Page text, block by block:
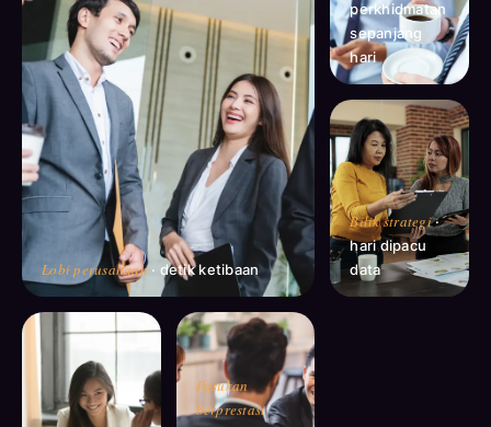
Lobi perusahaan· detik ketibaan
perkhidmatan
sepanjang
hari
Bilik strategi·
hari dipacu
data
Pasukan
berprestasi